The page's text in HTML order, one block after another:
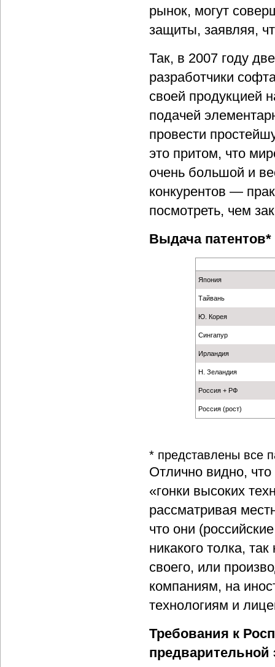
рынок, могут
защиты, заявляя,
Так, в 2007 году
разработчики
своей продукцией
подачей
провести
это притом, что
очень большой и
конкурентов —
посмотреть, чем
Выдача
Япония
Тайвань
Ю. Корея
Сингапур
Ирландия
Н. Зеландия
Россия + РФ
Россия (рост)
* представлены все
Отлично видно,
«гонки высоких
рассматривая
что они
никакого толка,
своего, или
компаниям, на
технологиям и
Требования к
предварительной